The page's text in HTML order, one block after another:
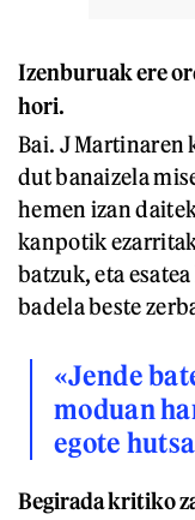
Izenburuak ere
hori.
Bai. J Martinaren
dut banaizela
hemen izan
kanpotik
batzuk, eta
badela beste
«Jende
moduan
egote
Begirada kritiko